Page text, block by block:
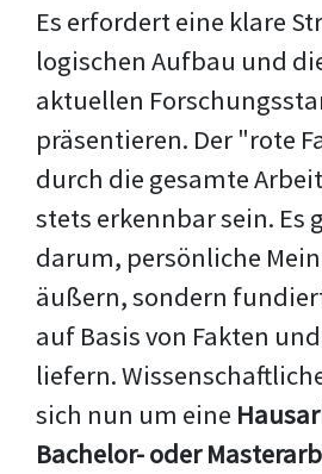
Es erfordert eine klare
logischen Aufbau und
aktuellen
präsentieren. Der "rote
durch die gesamte
stets erkennbar sein. Es
darum, persönliche
äußern, sondern
auf Basis von Fakten
liefern.
sich nun um eine
Bachelor- oder